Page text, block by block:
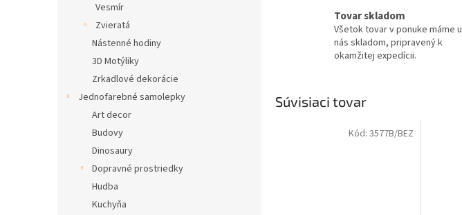
Vesmír
Zvieratá
Nástenné hodiny
3D Motýliky
Zrkadlové dekorácie
Jednofarebné samolepky
Art decor
Budovy
Dinosaury
Dopravné prostriedky
Hudba
Kuchyňa
Tovar skladom
Všetok tovar v ponuke máme u
nás skladom, pripravený k
okamžitej expedícii.
Súvisiaci tovar
Kód: 3577B/BEZ